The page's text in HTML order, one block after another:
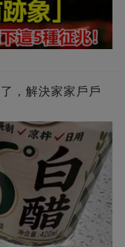
，解決家家戶戶